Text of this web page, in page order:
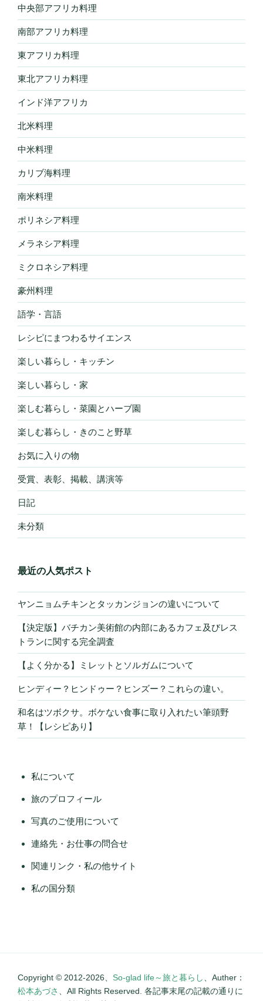
中央部アフリカ料理
南部アフリカ料理
東アフリカ料理
東北アフリカ料理
インド洋アフリカ
北米料理
中米料理
カリブ海料理
南米料理
ポリネシア料理
メラネシア料理
ミクロネシア料理
豪州料理
語学・言語
レシピにまつわるサイエンス
楽しい暮らし・キッチン
楽しい暮らし・家
楽しむ暮らし・菜園とハーブ園
楽しむ暮らし・きのこと野草
お気に入りの物
受賞、表彰、掲載、講演等
日記
未分類
最近の人気ポスト
ヤンニョムチキンとタッカンジョンの違いについて
【決定版】バチカン美術館の内部にあるカフェ及びレス
トランに関する完全調査
【よく分かる】ミレットとソルガムについて
ヒンディー？ヒンドゥー？ヒンズー？これらの違い。
和名はツボクサ。ボケない食事に取り入れたい筆頭野
草！【レシピあり】
私について
旅のプロフィール
写真のご使用について
連絡先・お仕事の問合せ
関連リンク・私の他サイト
私の国分類
Copyright © 2012-2026、 So-glad life～旅と暮らし
、Auther：
松本あづさ
、All Rights Reserved. 各記事末尾の記載の通りに